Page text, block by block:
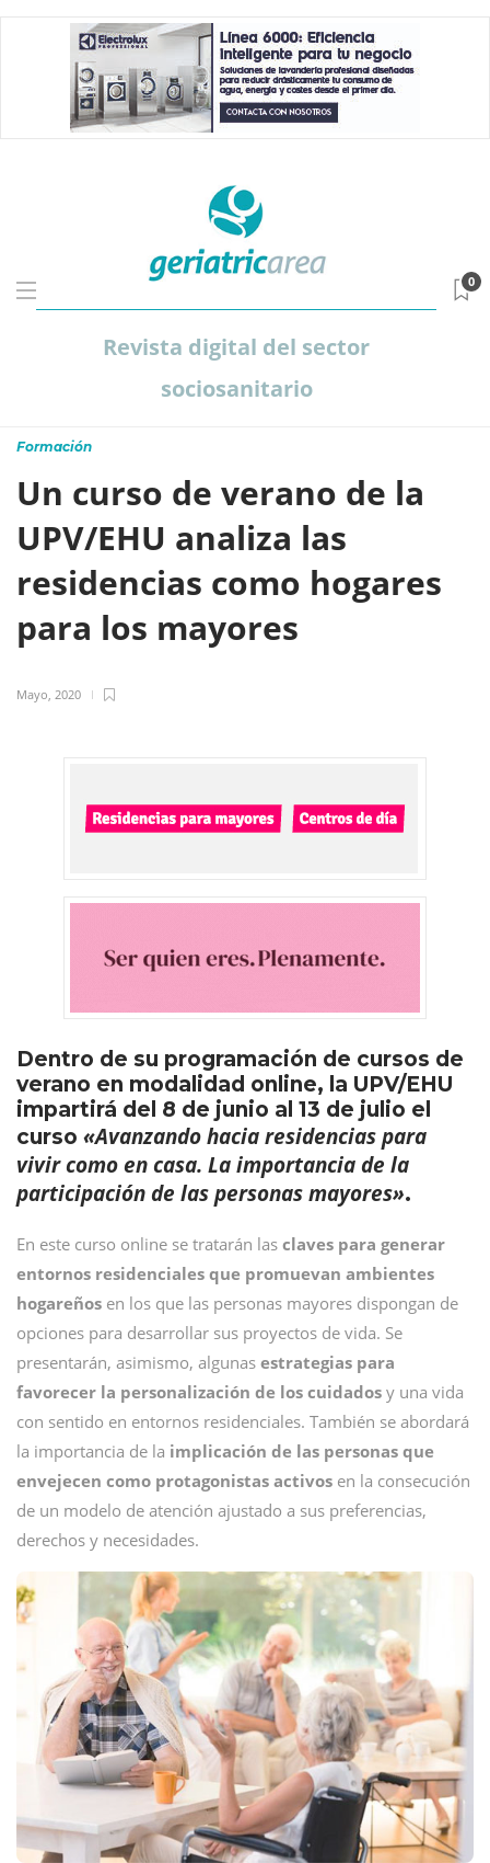
Revista digital del sector
sociosanitario
0
Formación
Un curso de verano de la
UPV/EHU analiza las
residencias como hogares
para los mayores
Mayo, 2020
Dentro de su programación de cursos de
verano en modalidad online, la UPV/EHU
impartirá del 8 de junio al 13 de julio el
curso «Avanzando hacia residencias para
vivir como en casa. La importancia de la
participación de las personas mayores».
En este curso online se tratarán las claves para generar
entornos residenciales que promuevan ambientes
hogareños en los que las personas mayores dispongan de
opciones para desarrollar sus proyectos de vida. Se
presentarán, asimismo, algunas estrategias para
favorecer la personalización de los cuidados y una vida
con sentido en entornos residenciales. También se abordará
la importancia de la implicación de las personas que
envejecen como protagonistas activos en la consecución
de un modelo de atención ajustado a sus preferencias,
derechos y necesidades.